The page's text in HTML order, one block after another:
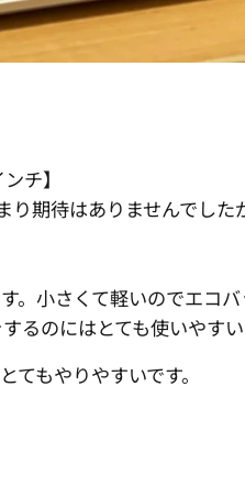
チ】
期待はありませんでした
。小さくて軽いのでエコ
のにはとても使いやすい
もやりやすいです。